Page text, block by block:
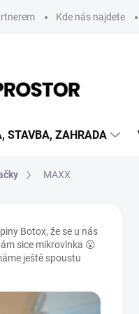
Kde nás najdete
STAVBA, ZAHRADA
MAXX
Botox, že se u nás
sice mikrovlnka 😮
ještě spoustu